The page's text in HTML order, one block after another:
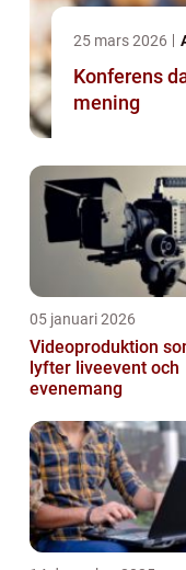
25 mars 2026
Konferens dalarna när
mening
05 januari 2026
Videoproduktion
lyfter liveevent och
evenemang